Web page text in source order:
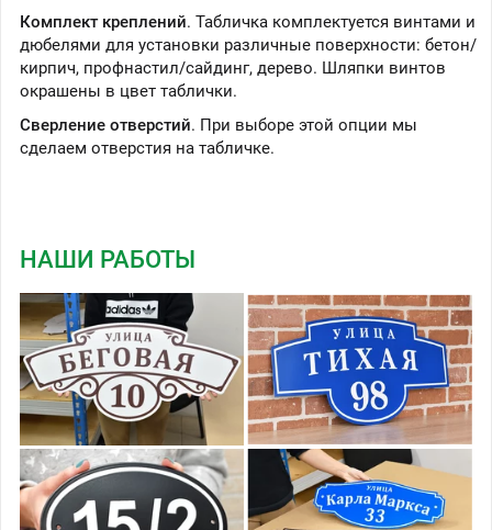
Комплект креплений. Табличка комплектуется винтами и
дюбелями для установки различные поверхности: бетон/
кирпич, профнастил/сайдинг, дерево. Шляпки винтов
окрашены в цвет таблички.
Сверление отверстий. При выборе этой опции мы
сделаем отверстия на табличке.
НАШИ РАБОТЫ